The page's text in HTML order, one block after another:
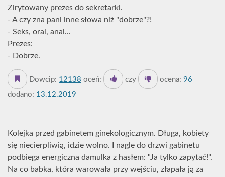
Zirytowany prezes do sekretarki.
- A czy zna pani inne słowa niż "dobrze"?!
- Seks, oral, anal...
Prezes:
- Dobrze.
Dowcip: 12138 oceń: czy ocena: 96
dodano: 13.12.2019
Kolejka przed gabinetem ginekologicznym. Długa, kobiety
się niecierpliwią, idzie wolno. I nagle do drzwi gabinetu
podbiega energiczna damulka z hasłem: "Ja tylko zapytać!".
Na co babka, która warowała przy wejściu, złapała ją za